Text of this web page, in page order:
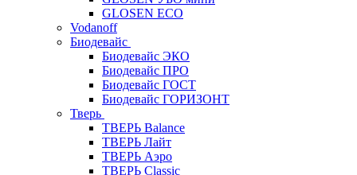
GLOSEN ECO
Vodanoff
Биодевайс
Биодевайс ЭКО
Биодевайс ПРО
Биодевайс ГОСТ
Биодевайс ГОРИЗОНТ
Тверь
ТВЕРЬ Balance
ТВЕРЬ Лайт
ТВЕРЬ Аэро
ТВЕРЬ Classic